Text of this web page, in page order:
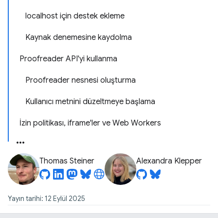
localhost için destek ekleme
Kaynak denemesine kaydolma
Proofreader API'yi kullanma
Proofreader nesnesi oluşturma
Kullanıcı metnini düzeltmeye başlama
İzin politikası, iframe'ler ve Web Workers
Thomas Steiner Alexandra Klepper
Yayın tarihi: 12 Eylül 2025